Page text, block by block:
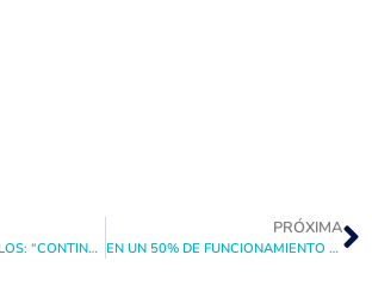
CARLOS GALLEGUILLOS: “CONTINUAREMOS TRABAJANDO PARA QUE LOS EFECTOS DE LA SEQUÍA SEAN LOS MÍNIMOS EN LA POBLACIÓN”
PRÓXIMA
EN UN 50% DE FUNCIONAMIENTO SE ENCUENTRA LA HIDROELÉCTRICA PUCLARO.